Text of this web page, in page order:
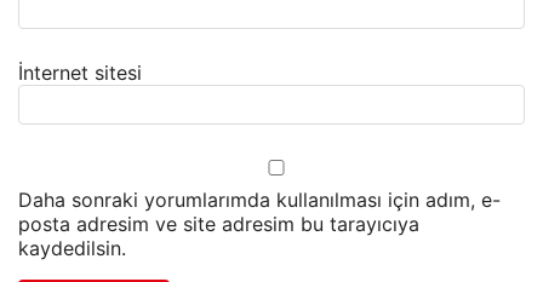
İnternet sitesi
Daha sonraki yorumlarımda kullanılması için adım, e-
posta adresim ve site adresim bu tarayıcıya
kaydedilsin.